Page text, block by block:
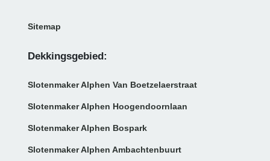
Sitemap
Dekkingsgebied:
Slotenmaker Alphen Van Boetzelaerstraat
Slotenmaker Alphen Hoogendoornlaan
Slotenmaker Alphen Bospark
Slotenmaker Alphen Ambachtenbuurt